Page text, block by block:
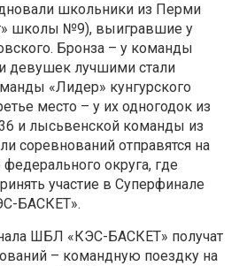
школьники из Перми
школы №9), выигравшие у
Бронза – у команды
девушек лучшими стали
«Лидер» кунгурского
место – у их одногодок из
и лысьвенской команды из
соревнований отправятся на
округа, где
участие в Суперфинале
БАСКЕТ».
ШБЛ «КЭС-БАСКЕТ» получат
– командную поездку на